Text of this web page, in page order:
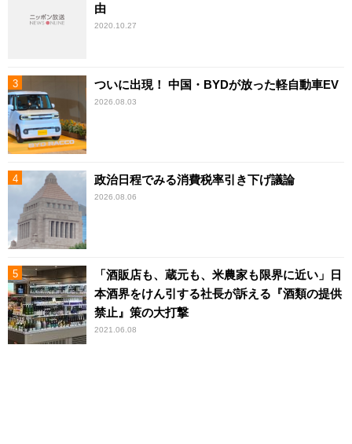
由
2020.10.27
ついに出現！ 中国・BYDが放った軽自動車EV
2026.08.03
政治日程でみる消費税率引き下げ議論
2026.08.06
「酒販店も、蔵元も、米農家も限界に近い」日
本酒界をけん引する社長が訴える『酒類の提供
禁止』策の大打撃
2021.06.08